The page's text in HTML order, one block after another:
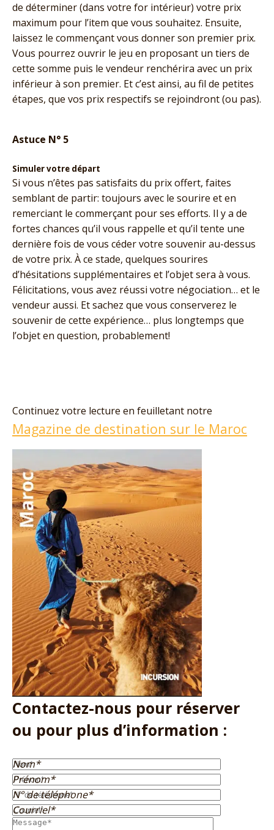
de déterminer (dans votre for intérieur) votre prix
maximum pour l’item que vous souhaitez. Ensuite,
laissez le commençant vous donner son premier prix.
Vous pourrez ouvrir le jeu en proposant un tiers de
cette somme puis le vendeur renchérira avec un prix
inférieur à son premier. Et c’est ainsi, au fil de petites
étapes, que vos prix respectifs se rejoindront (ou pas).
Astuce N° 5
Simuler votre départ
Si vous n’êtes pas satisfaits du prix offert, faites
semblant de partir: toujours avec le sourire et en
remerciant le commerçant pour ses efforts. Il y a de
fortes chances qu’il vous rappelle et qu’il tente une
dernière fois de vous céder votre souvenir au-dessus
de votre prix. À ce stade, quelques sourires
d’hésitations supplémentaires et l’objet sera à vous.
Félicitations, vous avez réussi votre négociation… et le
vendeur aussi. Et sachez que vous conserverez le
souvenir de cette expérience… plus longtemps que
l’objet en question, probablement!
Continuez votre lecture en feuilletant notre
Magazine de destination sur le Maroc
Contactez-nous pour réserver
ou pour plus d’information :
Nom*
Prénom*
N° de téléphone*
Courriel*